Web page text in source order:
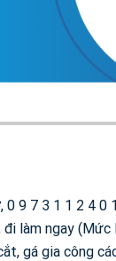
0 9 7 3 1 1 2 4
làm ngay
gá gia công